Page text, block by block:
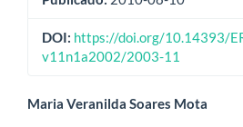
DOI: https://doi.org/10.14393/
v11n1a2002/2003-11
Conteúdo
Maria Veranilda Soares Mota